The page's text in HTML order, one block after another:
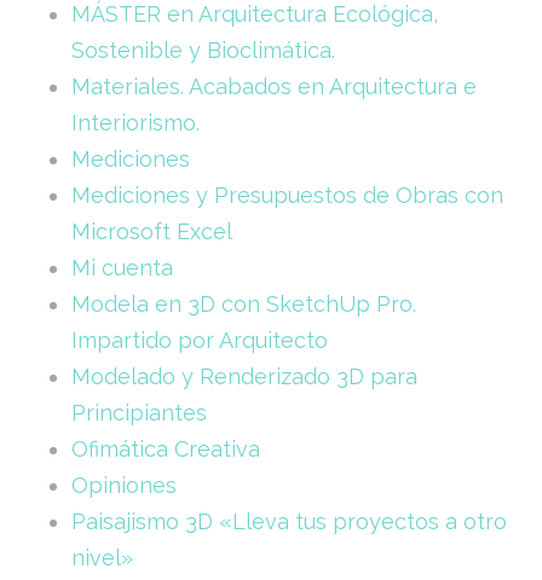
MÁSTER en Arquitectura Ecológica,
Sostenible y Bioclimática.
Materiales. Acabados en Arquitectura e
Interiorismo.
Mediciones
Mediciones y Presupuestos de Obras con
Microsoft Excel
Mi cuenta
Modela en 3D con SketchUp Pro.
Impartido por Arquitecto
Modelado y Renderizado 3D para
Principiantes
Ofimática Creativa
Opiniones
Paisajismo 3D «Lleva tus proyectos a otro
nivel»